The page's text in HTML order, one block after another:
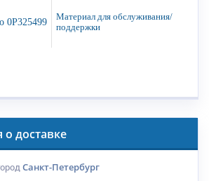
0P325499
Материал для обслуживания/
поддержки
доставке
Санкт-Петербург